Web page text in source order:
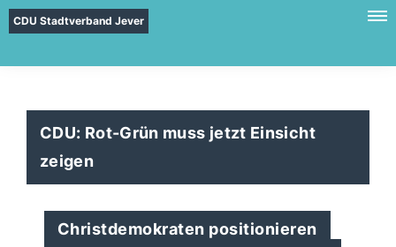
CDU Stadtverband Jever
CDU: Rot-Grün muss jetzt Einsicht
zeigen
Christdemokraten positionieren